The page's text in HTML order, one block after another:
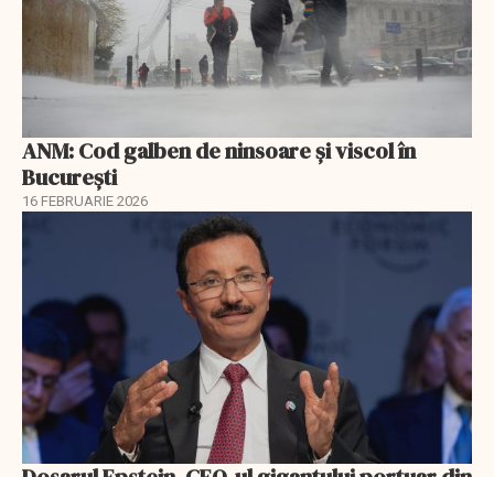
ANM: Cod galben de ninsoare și viscol în
București
16 FEBRUARIE 2026